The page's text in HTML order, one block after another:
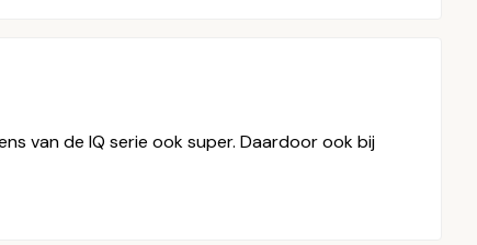
van de IQ serie ook super. Daardoor ook bij